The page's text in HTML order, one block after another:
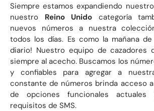
Siempre estamos expandiendo
nuestro Reino Unido categoría
nuevos números a nuestra
todos los días. Es como la mañana de
diario! Nuestro equipo de cazadores
siempre al acecho. Buscamos los
y confiables para agregar a
constante de números brinda acceso a
de opciones funcionales
requisitos de SMS.